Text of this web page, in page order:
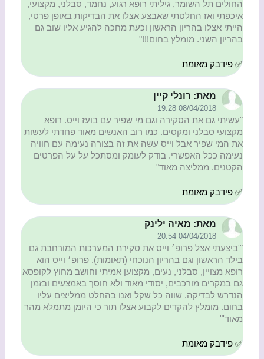
החולים תל השומר, גיליתי רופא רגוע, נחמד, סבלני, מקצועי,
איכפתי ואז החלטתי שאבצע אצלו את הבדיקות באופן פרטי,
הייתי אצלו בהריון הראשון וכעת מחכה להגיע אליו שוב גם
בהריון השני. מומלץ בחום!!!"
✅ פידבק מאומת
מאת: רונלי קיין
08/04/2018 19:28
"עשיתי גם את הסקירה וגם מי שפיר עם בועז וייס. רופא
מקצועי סבלני ומקסים. כמו רוב האנשים מאוד פחדתי לעשות
את המי שפיר אבל וייס עשה את זה בצורה נעימה עם חוויה
נעימה ככל האפשרי. בודק לעומק ומסתכל על על הפרטים
הקטנים. ממליצה מאוד"
✅ פידבק מאומת
מאת: מאיה ילינק
04/04/2018 20:54
"'ביצעתי אצל פרופ׳ וייס את סקירת המערכות המורחבת גם
בילד הראשון וגם בהריון הנוכחי (תאומות). פרופ׳ וייס הוא
רופא מצויין, סבלני, נעים, מקצוען אמיתי וחושב מחוץ לקופסא
גם במקרים מורכבים, יסודי מאוד ולא חוסך באמצעים ובזמן
הנדרש לבדיקה. שווה כל שקל ואנו בהחלט ממליצים עליו
בחום. מומלץ להקדים לקבוע אצלו תור כי היומן מתמלא מהר
מאוד'"
✅ פידבק מאומת